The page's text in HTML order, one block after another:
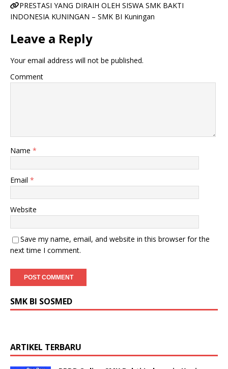
PRESTASI YANG DIRAIH OLEH SISWA SMK BAKTI
INDONESIA KUNINGAN – SMK BI Kuningan
Leave a Reply
Your email address will not be published.
Comment
Name *
Email *
Website
Save my name, email, and website in this browser for the
next time I comment.
SMK BI SOSMED
ARTIKEL TERBARU